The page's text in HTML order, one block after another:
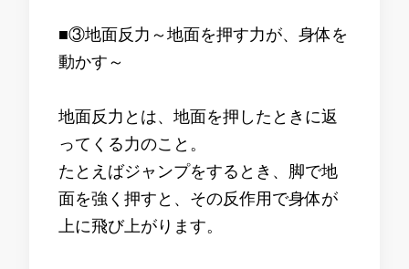
■③地面反力～地面を押す力が、身体を
動かす～
地面反力とは、地面を押したときに返
ってくる力のこと。
たとえばジャンプをするとき、脚で地
面を強く押すと、その反作用で身体が
上に飛び上がります。